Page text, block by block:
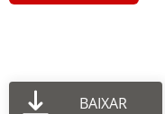
BAIXAR